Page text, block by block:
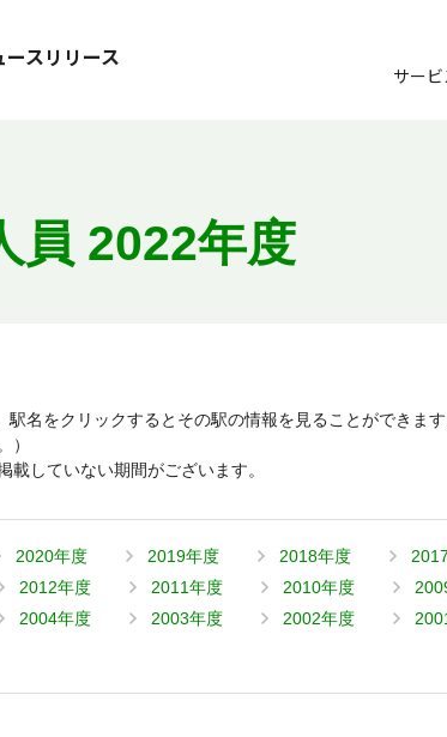
ースリリース
サー
員 2022年度
名をクリックするとその駅の情報を見ることができます
）
していない期間がございます。
2020年度 2019年度 2018年度
2012年度 2011年度 2010年度
2004年度 2003年度 2002年度